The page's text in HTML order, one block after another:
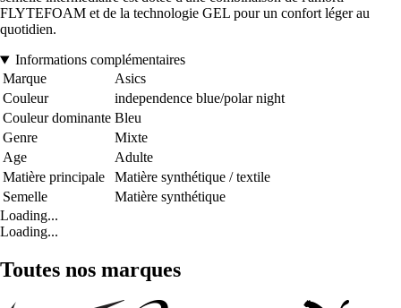
FLYTEFOAM et de la technologie GEL pour un confort léger au
quotidien.
Informations complémentaires
Marque
Asics
Couleur
independence blue/polar night
Couleur dominante Bleu
Genre
Mixte
Age
Adulte
Matière principale
Matière synthétique / textile
Semelle
Matière synthétique
Loading...
Loading...
Toutes nos marques